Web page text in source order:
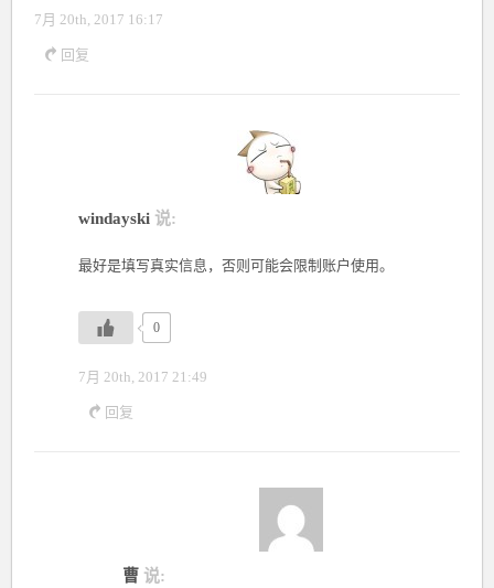
7月 20th, 2017 16:17
回复
windayski 说:
最好是填写真实信息，否则可能会限制账户使用。
0
7月 20th, 2017 21:49
回复
曹 说: